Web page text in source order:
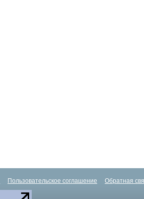
Пользовательское соглашение Обратная